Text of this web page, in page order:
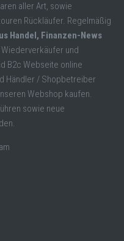
aller Art, sowie
Rückläufer. Regelmäßig
Handel, Finanzen-News
und
B2c Webseite online
Händler / Shopbetreiber
Webshop kaufen.
sowie neue